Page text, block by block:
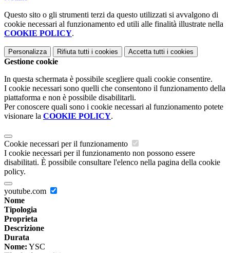
Questo sito o gli strumenti terzi da questo utilizzati si avvalgono di
cookie necessari al funzionamento ed utili alle finalità illustrate nella
COOKIE POLICY.
Personalizza Rifiuta tutti i cookies Accetta tutti i cookies
Gestione cookie
In questa schermata è possibile scegliere quali cookie consentire.
I cookie necessari sono quelli che consentono il funzionamento della
piattaforma e non è possibile disabilitarli.
Per conoscere quali sono i cookie necessari al funzionamento potete
visionare la COOKIE POLICY.
Cookie necessari per il funzionamento
I cookie necessari per il funzionamento non possono essere
disabilitati. È possibile consultare l'elenco nella pagina della cookie
policy.
youtube.com
Nome
Tipologia
Proprieta
Descrizione
Durata
Nome: YSC